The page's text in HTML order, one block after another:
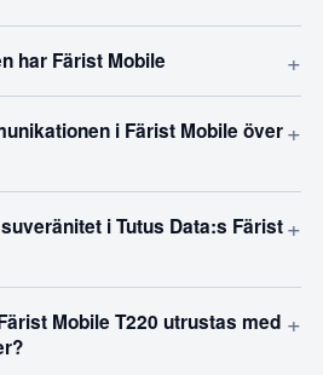
har Färist Mobile +
i Färist Mobile över+
i Tutus Data:s Färist+
Mobile T220 utrustas med +